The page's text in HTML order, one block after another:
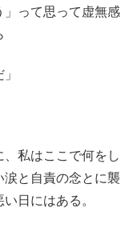
」って思って虚無感
、私はここで何をし
と自責の念とに襲
日にはある。